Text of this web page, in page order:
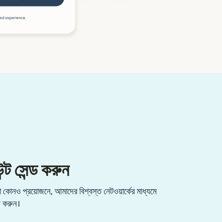
সেন্ড করুন
প্রয়োজনে, আমাদের বিশ্বস্ত নেটওয়ার্কের মাধ্যমে
করুন।